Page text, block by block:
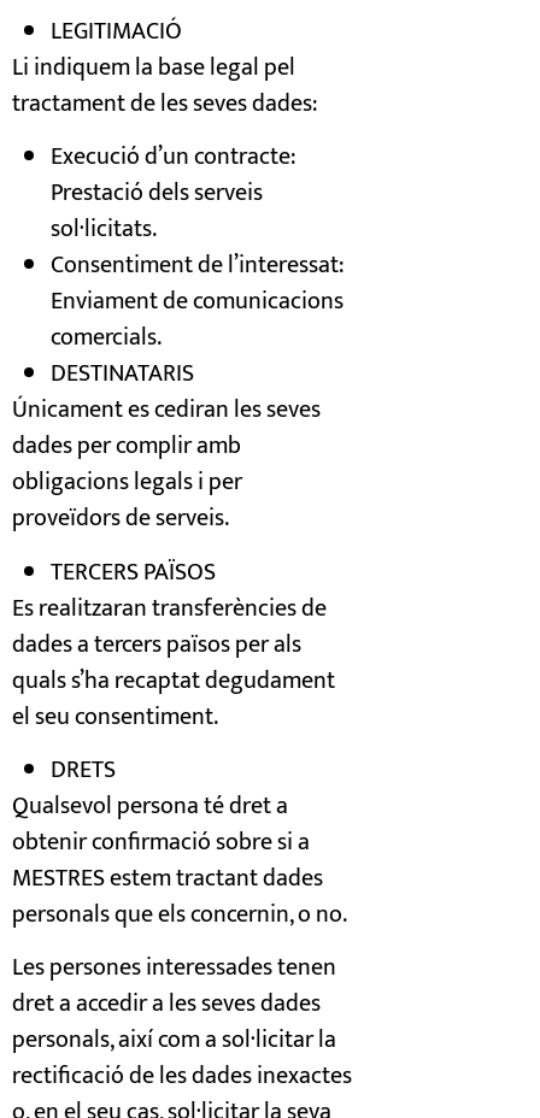
LEGITIMACIÓ
Li indiquem la base legal pel
tractament de les seves dades:
Execució d’un contracte:
Prestació dels serveis
sol·licitats.
Consentiment de l’interessat:
Enviament de comunicacions
comercials.
DESTINATARIS
Únicament es cediran les seves
dades per complir amb
obligacions legals i per
proveïdors de serveis.
TERCERS PAÏSOS
Es realitzaran transferències de
dades a tercers països per als
quals s’ha recaptat degudament
el seu consentiment.
DRETS
Qualsevol persona té dret a
obtenir confirmació sobre si a
MESTRES estem tractant dades
personals que els concernin, o no.
Les persones interessades tenen
dret a accedir a les seves dades
personals, així com a sol·licitar la
rectificació de les dades inexactes